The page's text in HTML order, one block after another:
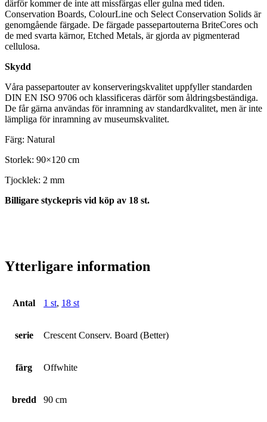
därför kommer de inte att missfärgas eller gulna med tiden.
Conservation Boards, ColourLine och Select Conservation Solids är
genomgående färgade. De färgade passepartouterna BriteCores och
de med svarta kärnor, Etched Metals, är gjorda av pigmenterad
cellulosa.
Skydd
Våra passepartouter av konserveringskvalitet uppfyller standarden
DIN EN ISO 9706 och klassificeras därför som åldringsbeständiga.
De får gärna användas för inramning av standardkvalitet, men är inte
lämpliga för inramning av museumskvalitet.
Färg: Natural
Storlek: 90×120 cm
Tjocklek: 2 mm
Billigare styckepris vid köp av 18 st.
Ytterligare information
Antal 1 st, 18 st
serie Crescent Conserv. Board (Better)
färg Offwhite
bredd 90 cm